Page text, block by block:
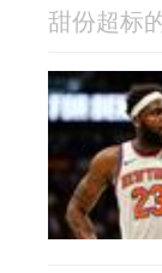
甜份超标